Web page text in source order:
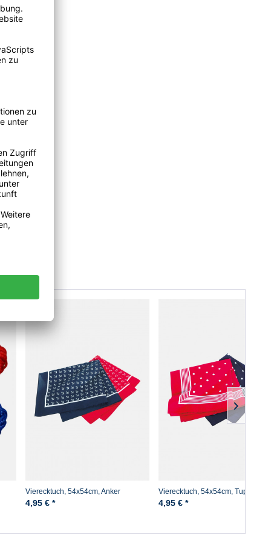
Vierecktuch, 54x54cm, Anker
4,95 € *
Vierecktuch, 54x54cm, Tupfen
4,95 € *